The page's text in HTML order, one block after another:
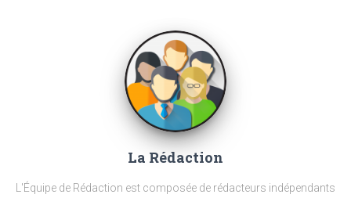
La Rédaction
L'Équipe de Rédaction est composée de rédacteurs indépendants